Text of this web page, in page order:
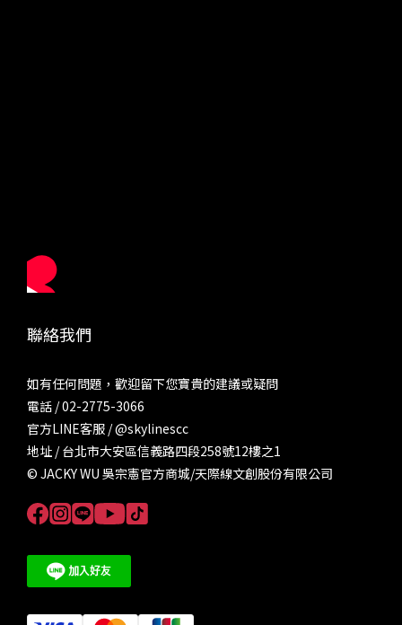
聯絡我們
如有任何問題，歡迎留下您寶貴的建議或疑問
電話 / 02-2775-3066
官方LINE客服 /@skylinescc
地址 / 台北市大安區信義路四段258號12樓之1
© JACKY WU 吳宗憲官方商城/天際線文創股份有限公司